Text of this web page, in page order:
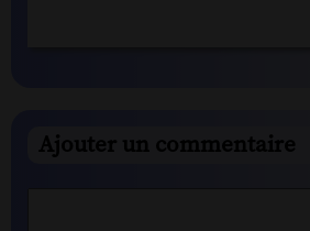
Ajouter un commentaire